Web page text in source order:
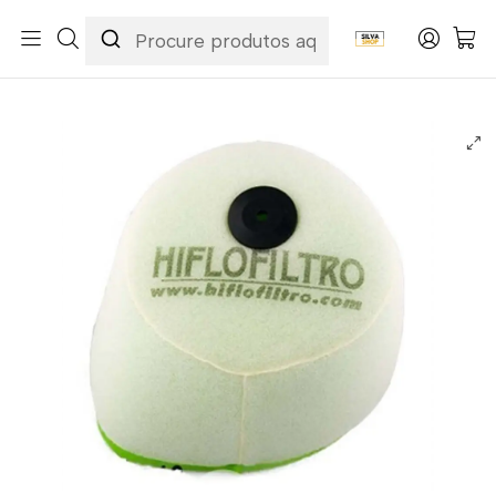
Manutenção & Consumíveis
Filtros Filtros Ar
Hiflofiltro
Filtro Ar Hiflofiltro - HFF1013 Honda CR 125 R / CR 250 R 00/01